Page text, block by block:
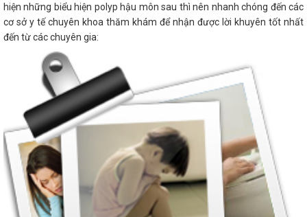
hiện những biểu hiện polyp hậu môn sau thì nên nhanh chóng đến các
cơ sở y tế chuyên khoa thăm khám để nhận được lời khuyên tốt nhất
đến từ các chuyên gia: